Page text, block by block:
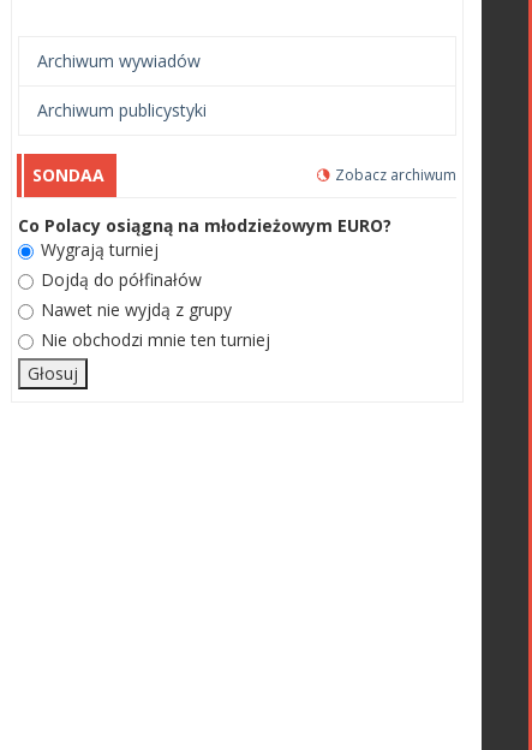
Archiwum wywiadów
Archiwum publicystyki
SONDAA Zobacz archiwum
Co Polacy osiągną na młodzieżowym EURO?
Wygrają turniej
Dojdą do półfinałów
Nawet nie wyjdą z grupy
Nie obchodzi mnie ten turniej